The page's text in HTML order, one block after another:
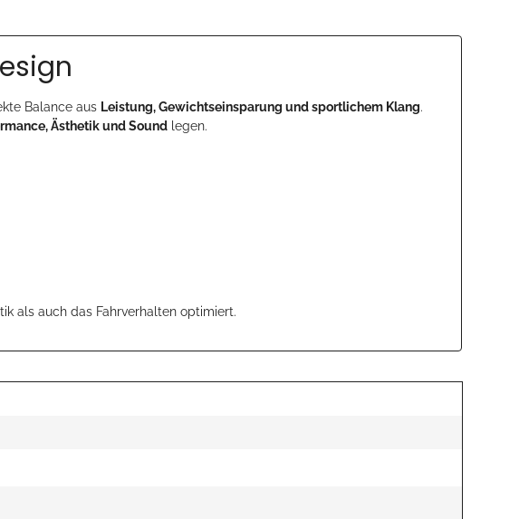
Balance aus Leistung, Gewichtseinsparung und sportlichem Klang.
Ästhetik und Sound legen.
als auch das Fahrverhalten optimiert.